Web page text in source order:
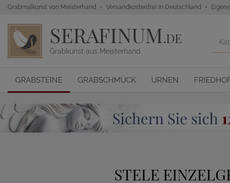
Grabmalkunst von Meisterhand Versandkostenfrei in Deutschland
SERAFINUM.DE
Grabkunst aus Meisterhand
GRABSTEINE GRABSCHMUCK URNEN
STELE